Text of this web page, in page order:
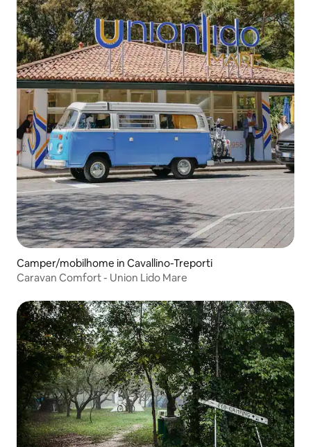
Camper/mobilhome in Cavallino-Treporti
Caravan Comfort - Union Lido Mare